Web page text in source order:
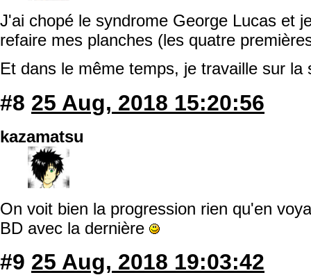
J'ai chopé le syndrome George Lucas et
refaire mes planches (les quatre
Et dans le même temps, je travaille sur la
#8 25 Aug, 2018 15:20:56
kazamatsu
On voit bien la progression rien qu'en
BD avec la dernière
#9 25 Aug, 2018 19:03:42